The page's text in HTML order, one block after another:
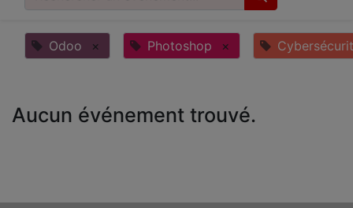
Odoo × Photoshop ×
Aucun événement trouvé.